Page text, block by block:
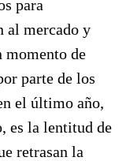
para
al mercado y
momento de
parte de los
el último año,
es la lentitud de
retrasan la